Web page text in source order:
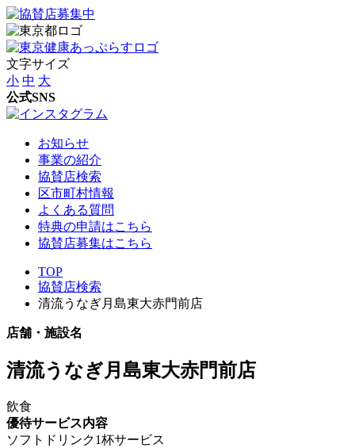
文字サイズ
小 中 大
公式SNS
お知らせ
事業の紹介
協賛店検索
区市町村情報
よくある質問
特典の申請はこちら
協賛店募集はこちら
TOP
協賛店検索
清流うなぎ月島東大赤門前店
店舗・施設名
清流うなぎ月島東大赤門前店
飲食
優待サービス内容
ソフトドリンク1杯サービス